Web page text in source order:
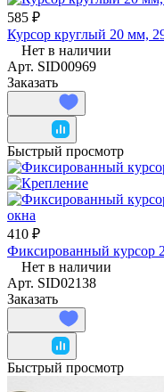
585 ₽
Курсор круглый 20 мм,
Нет в наличии
Арт. SID00969
Заказать
Быстрый просмотр
410 ₽
Фиксированный курсор
Нет в наличии
Арт. SID02138
Заказать
Быстрый просмотр